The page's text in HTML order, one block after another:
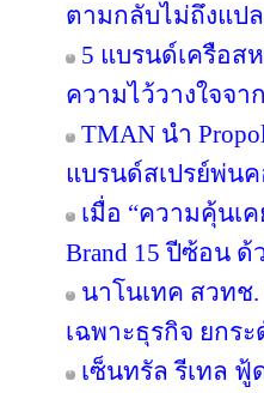
ตามกลับไม่ถึงแป
5 แบรนด์เครือส
ความไว้วางใจจา
TMAN นำ
แบรนด์สเปรย์พ่น
เมื่อ “ความคุ้นเ
Brand 15 ปีซ้อน
นาโนเทค สวทช
เฉพาะธุรกิจ ยกร
เซ็นทรัล รีเทล ฟู้